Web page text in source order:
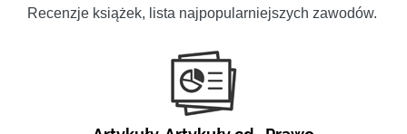
Recenzje książek, lista najpopularniejszych zawodów.